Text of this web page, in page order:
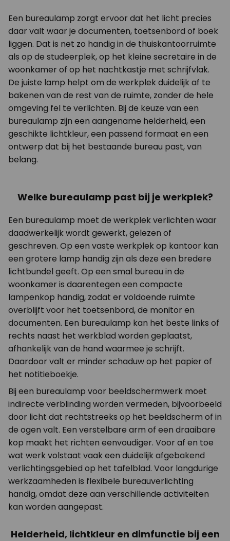
Een bureaulamp zorgt ervoor dat het licht precies
daar valt waar je documenten, toetsenbord of boek
liggen. Dat is net zo handig in de thuiskantoorruimte
als op de studeerplek, op het kleine secretaire in de
woonkamer of op het nachtkastje met schrijfvlak.
De juiste lamp helpt om de werkplek duidelijk af te
bakenen van de rest van de ruimte, zonder de hele
omgeving fel te verlichten. Bij de keuze van een
bureaulamp zijn een aangename helderheid, een
geschikte lichtkleur, een passend formaat en een
ontwerp dat bij het bestaande bureau past, van
belang.
Welke bureaulamp past bij je werkplek?
Een bureaulamp moet de werkplek verlichten waar
daadwerkelijk wordt gewerkt, gelezen of
geschreven. Op een vaste werkplek op kantoor kan
een grotere lamp handig zijn als deze een bredere
lichtbundel geeft. Op een smal bureau in de
woonkamer is daarentegen een compacte
lampenkop handig, zodat er voldoende ruimte
overblijft voor het toetsenbord, de monitor en
documenten. Een bureaulamp kan het beste links of
rechts naast het werkblad worden geplaatst,
afhankelijk van de hand waarmee je schrijft.
Daardoor valt er minder schaduw op het papier of
het notitieboekje.
Bij een bureaulamp voor beeldschermwerk moet
indirecte verblinding worden vermeden, bijvoorbeeld
door licht dat rechtstreeks op het beeldscherm of in
de ogen valt. Een verstelbare arm of een draaibare
kop maakt het richten eenvoudiger. Voor af en toe
wat werk volstaat vaak een duidelijk afgebakend
verlichtingsgebied op het tafelblad. Voor langdurige
werkzaamheden is flexibele bureauverlichting
handig, omdat deze aan verschillende activiteiten
kan worden aangepast.
Helderheid, lichtkleur en dimfunctie bij een